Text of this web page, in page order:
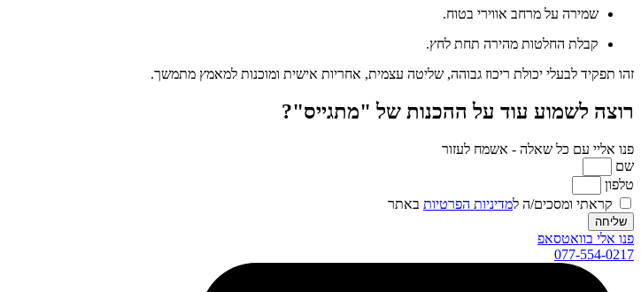
שמירה על מרחב אווירי בטוח.
קבלת החלטות מהירה תחת לחץ.
זהו תפקיד לבעלי יכולת ריכוז גבוהה, שליטה עצמית, אחריות אישית ומוכנות למאמץ מתמשך.
רוצה לשמוע עוד על ההכנות של "מתגייס"?
פנו אליי עם כל שאלה - אשמח לעזור
שם
טלפון
קראתי ומסכים/ה למדיניות הפרטיות באתר
שליחה
פנו אלי בוואטסאפ
077-554-0217